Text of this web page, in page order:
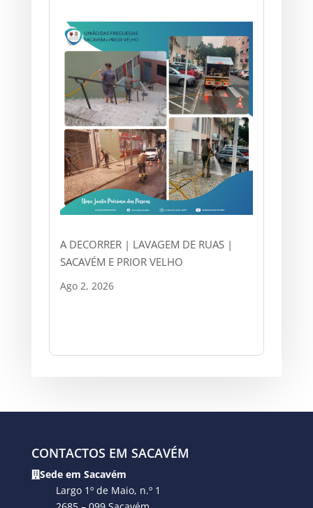
A DECORRER | LAVAGEM DE RUAS |
SACAVÉM E PRIOR VELHO
Ago 2, 2026
CONTACTOS EM SACAVÉM
Sede em Sacavém
Largo 1º de Maio, n.º 1